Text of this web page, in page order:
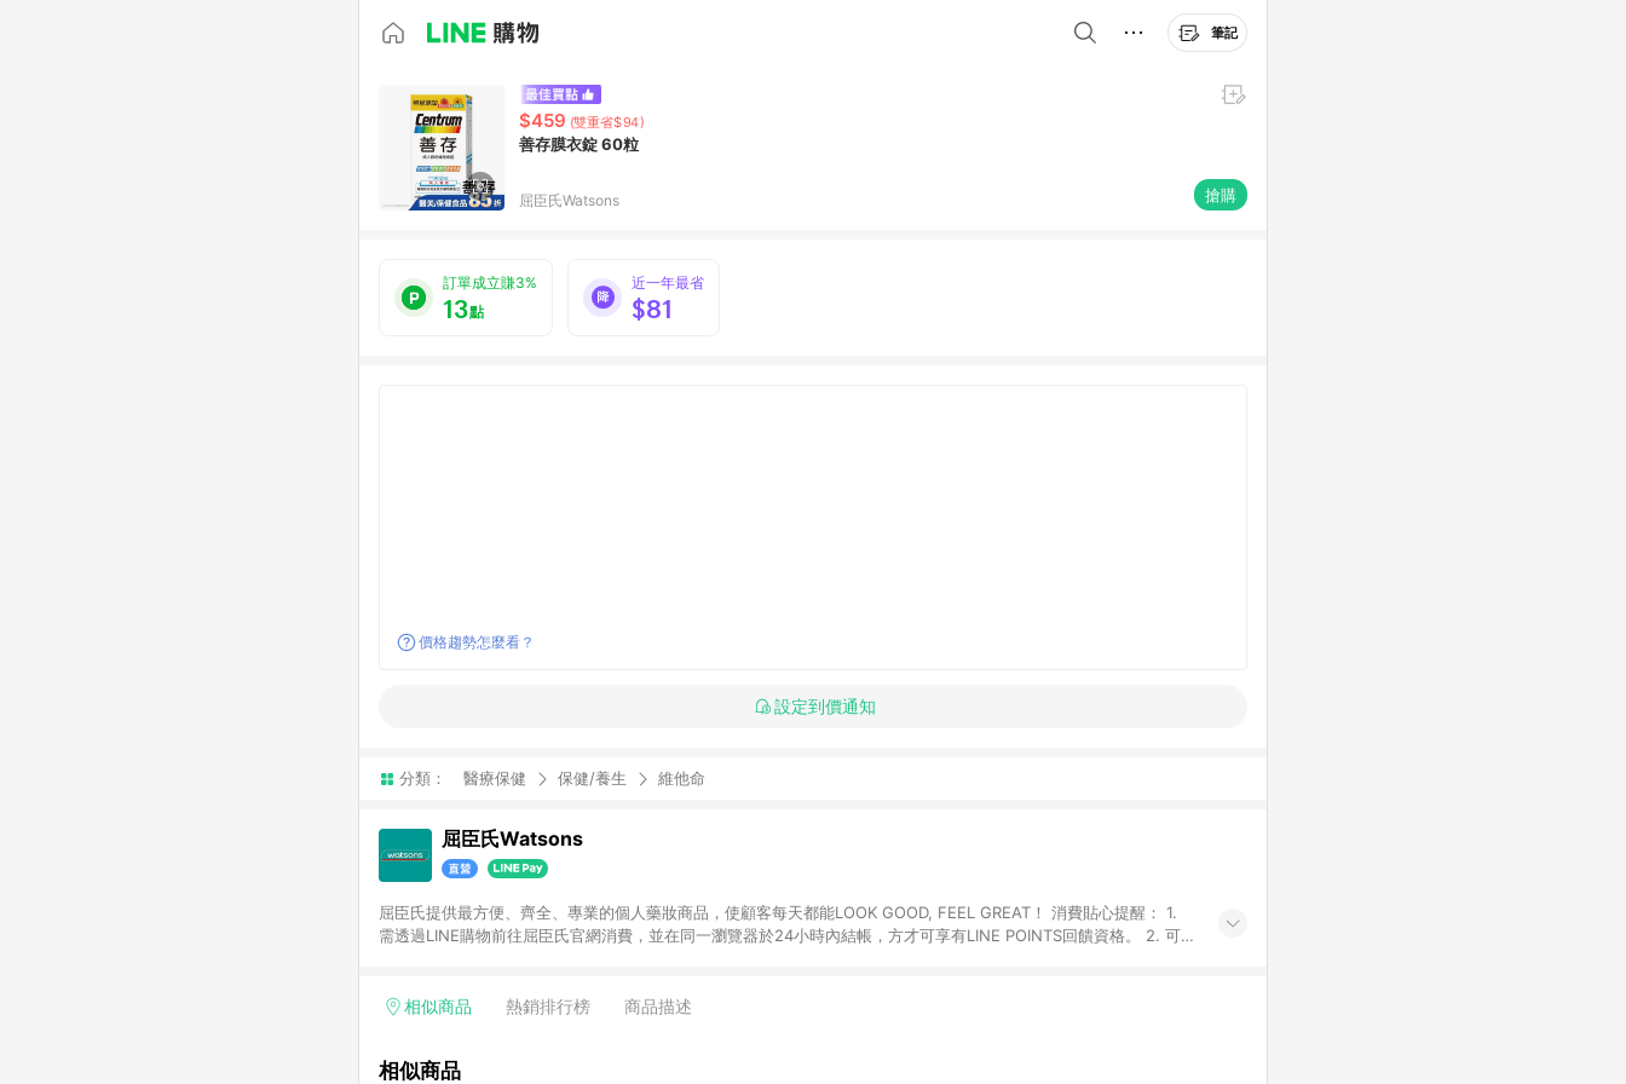
筆記
$459 (雙重省$94)
善存膜衣錠 60粒
屈臣氏Watsons 搶購
訂單成立賺3%
13點
近一年最省
$81
價格趨勢怎麼看？
設定到價通知
分類： 醫療保健 保健/養生 維他命
屈臣氏Watsons
屈臣氏提供最方便、齊全、專業的個人藥妝商品，使顧客每天都能LOOK GOOD, FEEL GREAT！ 消費貼心提醒： 1.
需透過LINE購物前往屈臣氏官網消費，並在同一瀏覽器於24小時內結帳，方才可享有LINE POINTS回饋資格。 2. 可同
前後發送。5.屈臣氏保留365天訂單記錄，相關問題請於保留時間內聯絡客服中心，並由屈臣氏進行訂單資格確認。 6.
相似商品 熱銷排行榜 商品描述
相似商品